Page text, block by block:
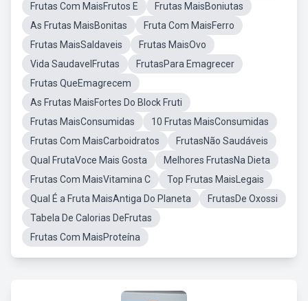
Frutas Com MaisFrutos E
Frutas MaisBoniutas
As Frutas MaisBonitas
Fruta Com MaisFerro
Frutas MaisSaldaveis
Frutas MaisOvo
Vida SaudavelFrutas
FrutasPara Emagrecer
Frutas QueEmagrecem
As Frutas MaisFortes Do Block Fruti
Frutas MaisConsumidas
10 Frutas MaisConsumidas
Frutas Com MaisCarboidratos
FrutasNão Saudáveis
Qual FrutaVoce Mais Gosta
Melhores FrutasNa Dieta
Frutas Com MaisVitamina C
Top Frutas MaisLegais
Qual É a Fruta MaisAntiga Do Planeta
FrutasDe Oxossi
Tabela De Calorias DeFrutas
Frutas Com MaisProteína